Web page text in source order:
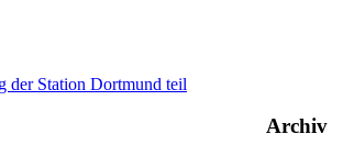
der Station Dortmund teil
Archiv